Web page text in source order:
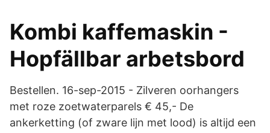
Kombi kaffemaskin -
Hopfällbar arbetsbord
Bestellen. 16-sep-2015 - Zilveren oorhangers
met roze zoetwaterparels € 45,- De
ankerketting (of zware lijn met lood) is altijd een